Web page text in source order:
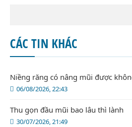
CÁC TIN KHÁC
06/08/2026, 22:43
Niềng răng có nâng mũi được
30/07/2026, 21:49
Thu gọn đầu mũi bao lâu thì lành